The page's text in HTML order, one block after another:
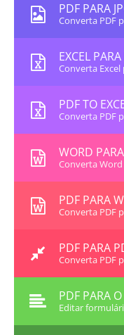
PDF PARA
Converta PDF
EXCEL
Converta Excel
PDF TO
Converta PDF
WORD
Converta Word
PDF PARA
Converta PDF
PDF PARA
Converta PDF
PDF PARA
Editar